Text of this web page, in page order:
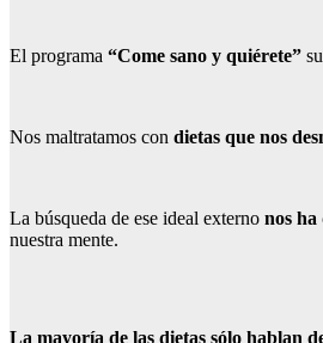
El programa “Come sano y quiérete”
Nos maltratamos con dietas que nos
La búsqueda de ese ideal externo nos ha
nuestra mente.
La mayoría de las dietas sólo hablan